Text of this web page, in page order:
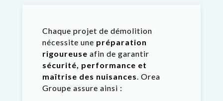
Chaque projet de démolition
nécessite une préparation
rigoureuse afin de garantir
sécurité, performance et
maîtrise des nuisances. Orea
Groupe assure ainsi :